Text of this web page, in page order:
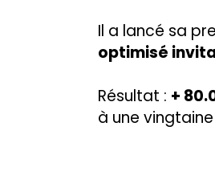
Il a lancé sa
optimisé
Résultat : +
à une